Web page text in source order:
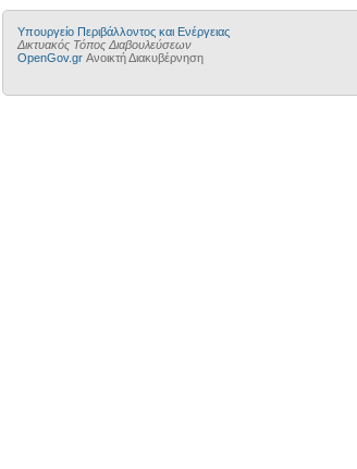
Yπουργείο Περιβάλλοντος και Ενέργειας
Δικτυακός Τόπος Διαβουλεύσεων
OpenGov.gr Ανοικτή Διακυβέρνηση